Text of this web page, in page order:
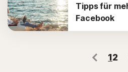
Tipps für
Facebook
12